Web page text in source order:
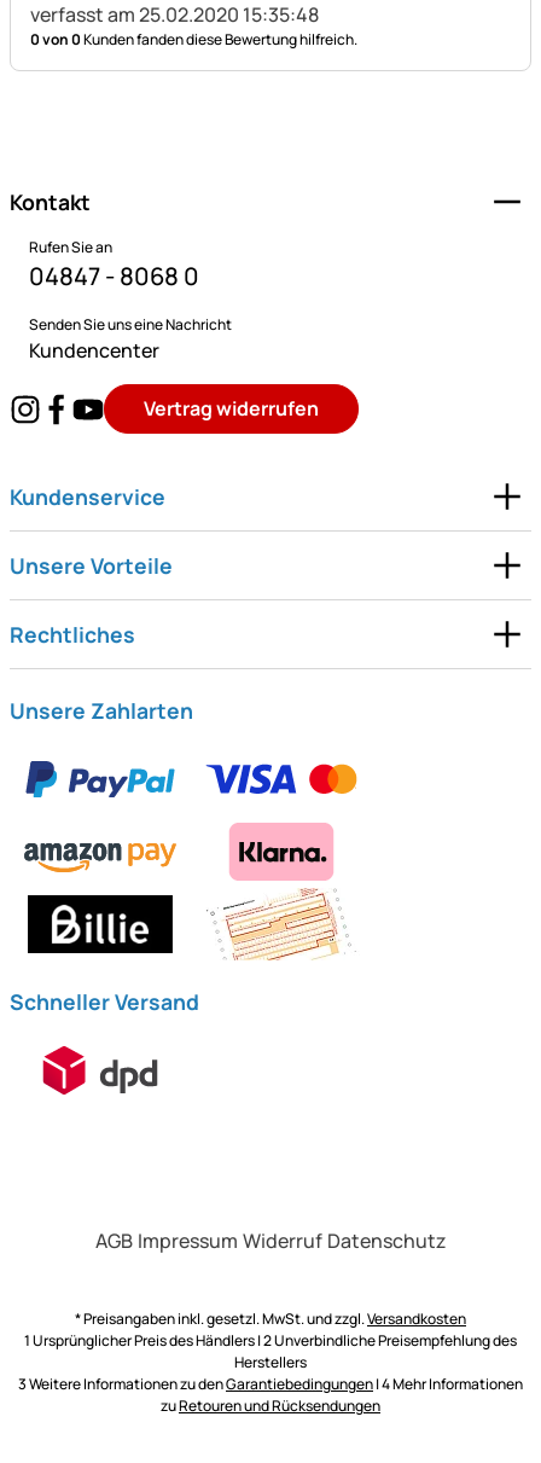
verfasst am 25.02.2020 15:35:48
0 von 0Kunden fanden diese Bewertung hilfreich.
Kontakt
Rufen Sie an
04847 - 8068 0
Senden Sie uns eine Nachricht
Kundencenter
Vertrag widerrufen
Kundenservice
Unsere Vorteile
Rechtliches
Unsere Zahlarten
Schneller Versand
AGB Impressum Widerruf Datenschutz
* Preisangaben inkl. gesetzl. MwSt. und zzgl.Versandkosten
1 Ursprünglicher Preis des Händlers | 2 Unverbindliche Preisempfehlung des
Herstellers
3 Weitere Informationen zu denGarantiebedingungen| 4 Mehr Informationen
zuRetouren und Rücksendungen